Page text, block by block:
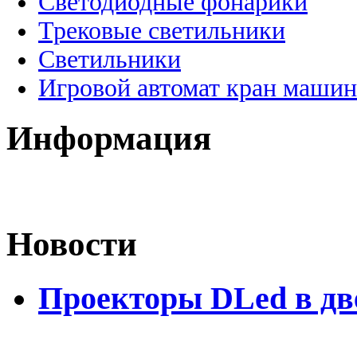
Трековые светильники
Светильники
Игровой автомат кран
Информация
Новости
Проекторы DLed в